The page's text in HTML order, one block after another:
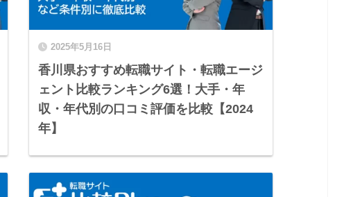
2025年5月16日
香川県おすすめ転職サイト・転職エージ
ェント比較ランキング6選！大手・年
収・年代別の口コミ評価を比較【2024
年】